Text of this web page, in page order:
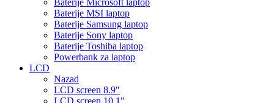
Baterije MSI laptop
Baterije Samsung laptop
Baterije Sony laptop
Baterije Toshiba laptop
Powerbank za laptop
LCD
Nazad
LCD screen 8.9″
LCD screen 10.1″